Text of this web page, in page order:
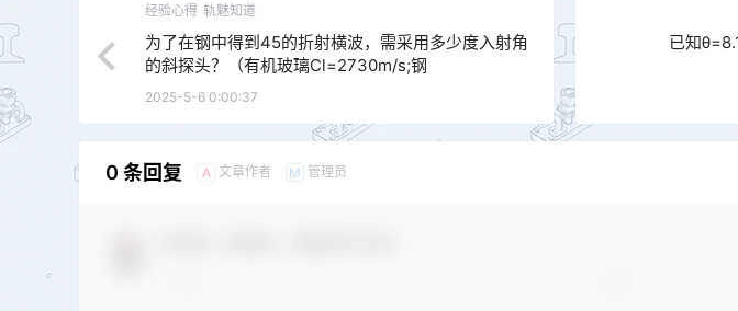
经验心得 轨魅知道
为了在钢中得到45的折射横波，需采用多少度入射角
的斜探头？（有机玻璃Cl=2730m/s;钢
Cs=3200m/s）
2025-5-6 0:00:37
已知
0 条回复 A 文章作者 M 管理员